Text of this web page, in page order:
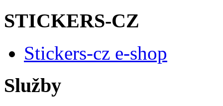
STICKERS-CZ
Stickers-cz e-shop
Služby